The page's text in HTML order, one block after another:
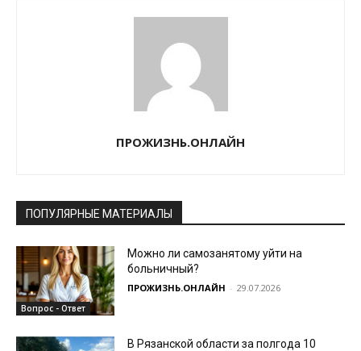
ПРОЖИЗНЬ.ОНЛАЙН
ПОПУЛЯРНЫЕ МАТЕРИАЛЫ
Вопрос - Ответ
Можно ли самозанятому уйти на
больничный?
ПРОЖИЗНЬ.ОНЛАЙН - 29.07.2026
В Рязанской области за полгода 10